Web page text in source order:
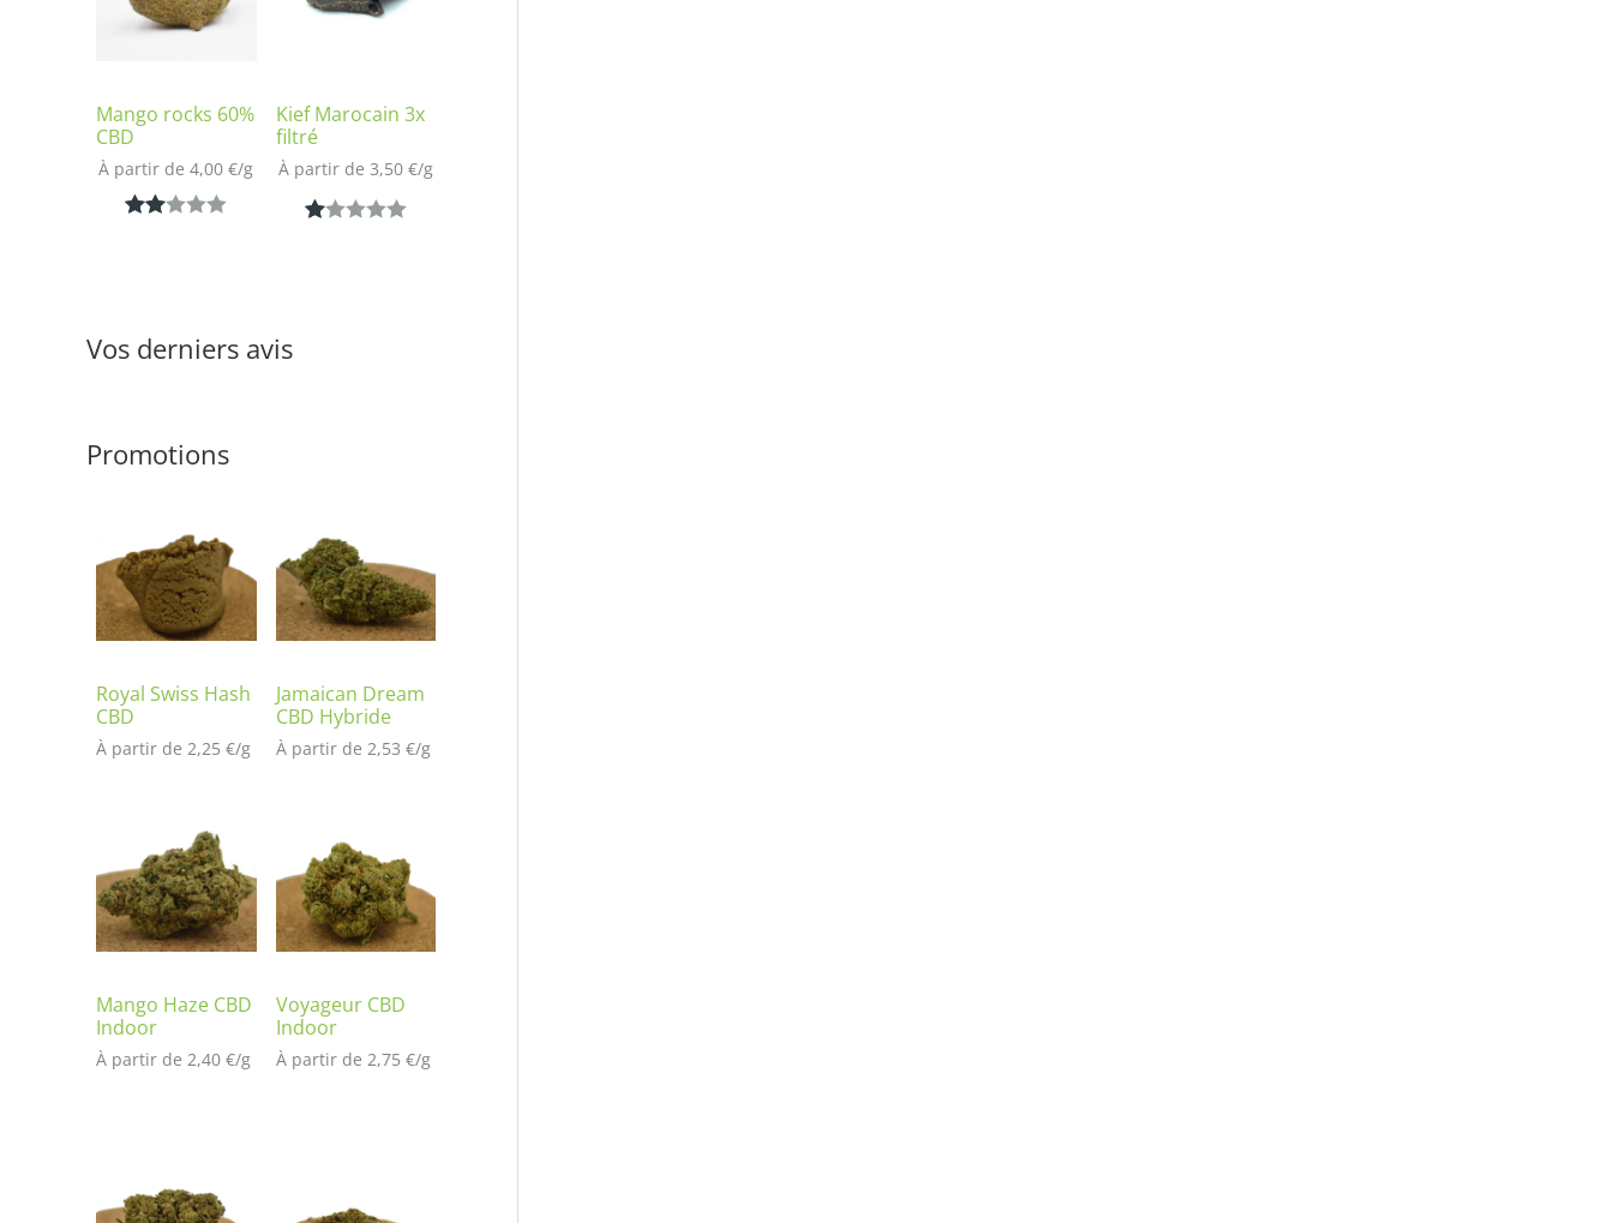
client
notatio
Mango rocks 60%
CBD
À partir de 4,00€/g
bas
Kief Marocain 3x
filtré
À partir de 3,50 €/g
s
ur
no
io
n
cli
Vos derniers avis
Promotions
Royal Swiss Hash
CBD
À partir de 2,25 €/g
Jamaican Dream
CBD Hybride
À partir de 2,53 €/g
Mango Haze CBD
Indoor
À partir de 2,40 €/g
Voyageur CBD
Indoor
À partir de 2,75 €/g